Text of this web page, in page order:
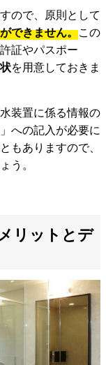
ので、原則として
できません。この
証やパスポー
を用意しておきま
装置に係る情報の
への記入が必要に
もありますので、
う。
リットとデ